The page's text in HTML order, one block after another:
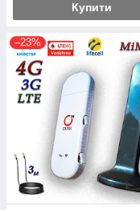
Купити
–23%